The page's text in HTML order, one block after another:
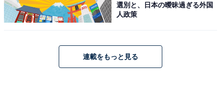
選別と、日本の曖昧過ぎる外国
人政策
連載をもっと見る